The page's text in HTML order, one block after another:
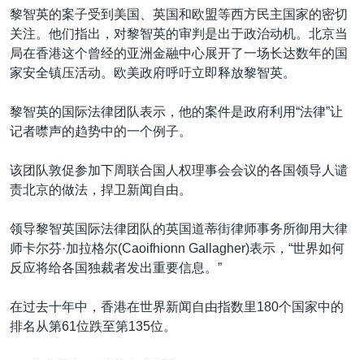
黎智英的案子受到美国、英国和欧盟等西方民主国家的密切
关注。他们指出，对黎智英的审判是出于政治动机。北京当
局在香港这个曾经的亚洲金融中心展开了一场长达数年的国
家安全镇压活动。欧美政府呼吁立即释放黎智英。
黎智英的国际法律团队表示，他的案件是政府利用“法律”让
记者噤声的趋势中的一个例子。
该团队敦促参加下周联合国人权理事会会议的各国领导人谴
责北京的做法，捍卫新闻自由。
领导黎智英国际法律团队的英国道蒂街律师事务所御用大律
师卡尔芬·加拉格尔(Caoifhionn Gallagher)表示，“世界如何
反应将给各国独裁者发出重要信息。”
在过去十年中，香港在世界新闻自由指数里180个国家中的
排名从第61位跌至第135位。